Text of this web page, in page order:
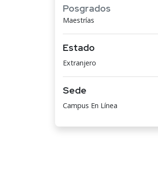
Posgrados
Maestrías
Estado
Extranjero
Sede
Campus En Línea